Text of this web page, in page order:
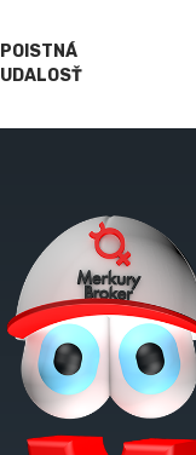
POISTNÁ
UDALOSŤ